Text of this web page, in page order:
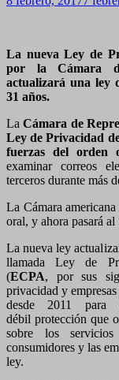
La nueva Ley de
por la Cámara
actualizará una ley
31 años.
LaCámara de
Ley de Privacidad
fuerzas del orden
examinar correos
terceros durante más
La Cámara
oral, y ahora pasará
La nueva ley
llamada Ley de
(ECPA, por sus
privacidad y
desde 2011
débil protección que
sobre los
consumidores y las
ley.